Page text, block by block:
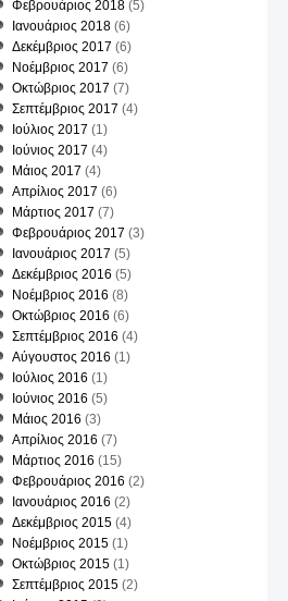
Φεβρουάριος 2018 (5)
Ιανουάριος 2018 (6)
Δεκέμβριος 2017 (6)
Νοέμβριος 2017 (6)
Οκτώβριος 2017 (7)
Σεπτέμβριος 2017 (4)
Ιούλιος 2017 (1)
Ιούνιος 2017 (4)
Μάιος 2017 (4)
Απρίλιος 2017 (6)
Μάρτιος 2017 (7)
Φεβρουάριος 2017 (3)
Ιανουάριος 2017 (5)
Δεκέμβριος 2016 (5)
Νοέμβριος 2016 (8)
Οκτώβριος 2016 (6)
Σεπτέμβριος 2016 (4)
Αύγουστος 2016 (1)
Ιούλιος 2016 (1)
Ιούνιος 2016 (5)
Μάιος 2016 (3)
Απρίλιος 2016 (7)
Μάρτιος 2016 (15)
Φεβρουάριος 2016 (2)
Ιανουάριος 2016 (2)
Δεκέμβριος 2015 (4)
Νοέμβριος 2015 (1)
Οκτώβριος 2015 (1)
Σεπτέμβριος 2015 (2)